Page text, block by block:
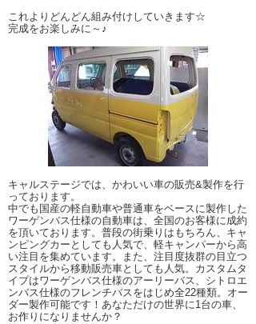
これよりどんどん組み付けしていきます☆
完成をお楽しみに～♪
キャルステージでは、かわいい車の販売&製作を行
っております。
中でも国産の軽自動車や普通車をベースに製作した
ワーゲンバス仕様の自動車は、全国のお客様に成約
を頂いております。普段の街乗りはもちろん、キャ
ンピングカーとしても人気で、軽キャンパーから高
い注目を集めています。また、注目度抜群の目立つ
スタイルから移動販売車としても人気。カスタムタ
イプはワーゲンバス仕様のアーリーバス、シトロエ
ンバス仕様のフレンチバスをはじめ全22種類。オー
ダー製作可能です！あなただけの世界に1台の車、
お作りになりませんか？